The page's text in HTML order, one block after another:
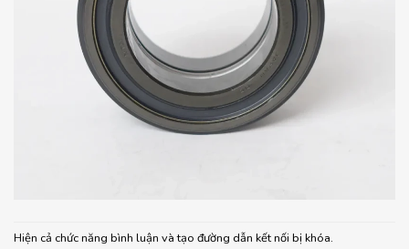
Hiện cả chức năng bình luận và tạo đường dẫn kết nối bị khóa.